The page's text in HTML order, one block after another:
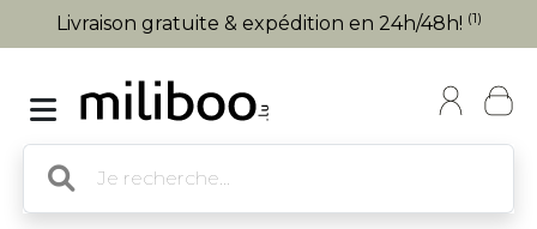
Livraison gratuite & expédition en 24h/48h! (1)